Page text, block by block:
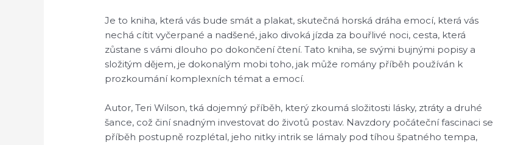
Je to kniha, která vás bude smát a plakat, skutečná horská dráha emocí, která vás
nechá cítit vyčerpané a nadšené, jako divoká jízda za bouřlivé noci, cesta, která
zůstane s vámi dlouho po dokončení čtení. Tato kniha, se svými bujnými popisy a
složitým dějem, je dokonalým mobi toho, jak může romány příběh používán k
prozkoumání komplexních témat a emocí.
Autor, Teri Wilson, tká dojemný příběh, který zkoumá složitosti lásky, ztráty a druhé
šance, což činí snadným investovat do životů postav. Navzdory počáteční fascinaci se
příběh postupně rozplétal, jeho nitky intrik se lámaly pod tíhou špatného tempa,